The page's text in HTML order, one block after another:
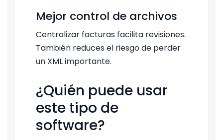
Mejor control de archivos
Centralizar facturas facilita revisiones.
También reduces el riesgo de perder
un XML importante.
¿Quién puede usar
este tipo de
software?